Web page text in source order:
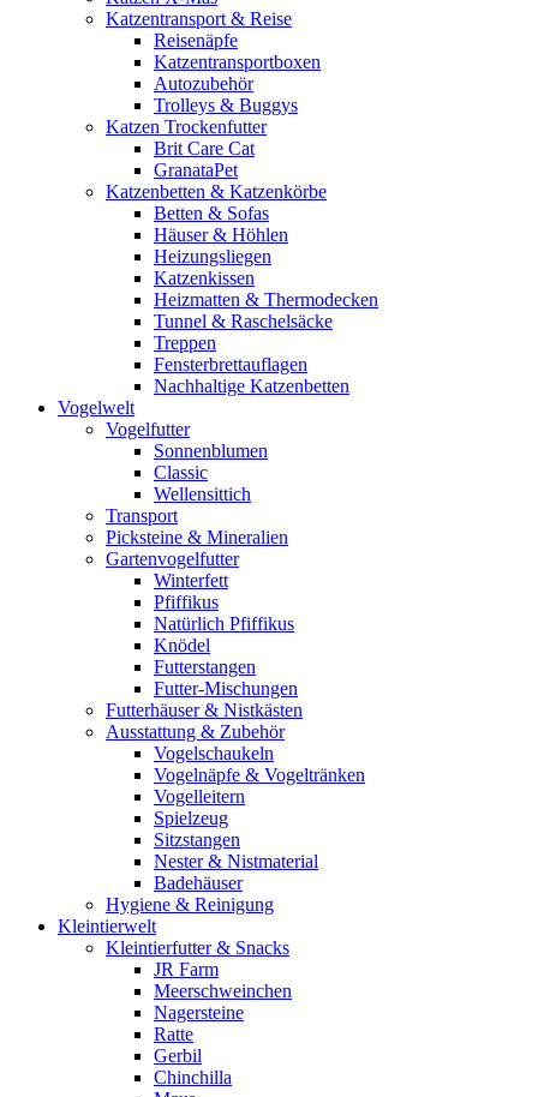
Katzentransport & Reise
Reisenäpfe
Katzentransportboxen
Autozubehör
Trolleys & Buggys
Katzen Trockenfutter
Brit Care Cat
GranataPet
Katzenbetten & Katzenkörbe
Betten & Sofas
Häuser & Höhlen
Heizungsliegen
Katzenkissen
Heizmatten & Thermodecken
Tunnel & Raschelsäcke
Treppen
Fensterbrettauflagen
Nachhaltige Katzenbetten
Vogelwelt
Vogelfutter
Sonnenblumen
Classic
Wellensittich
Transport
Picksteine & Mineralien
Gartenvogelfutter
Winterfett
Pfiffikus
Natürlich Pfiffikus
Knödel
Futterstangen
Futter-Mischungen
Futterhäuser & Nistkästen
Ausstattung & Zubehör
Vogelschaukeln
Vogelnäpfe & Vogeltränken
Vogelleitern
Spielzeug
Sitzstangen
Nester & Nistmaterial
Badehäuser
Hygiene & Reinigung
Kleintierwelt
Kleintierfutter & Snacks
JR Farm
Meerschweinchen
Nagersteine
Ratte
Gerbil
Chinchilla